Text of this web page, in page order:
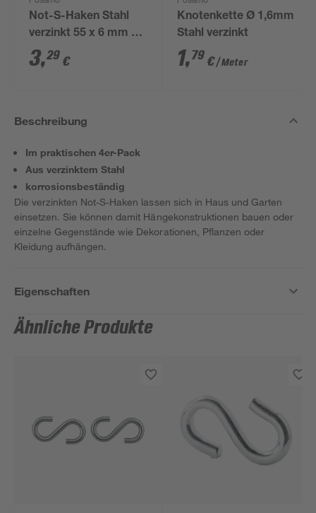
Not-S-Haken Stahl
verzinkt 55 x 6 mm 2
Stück
3,29 €
Knotenkette Ø 1,6mm
Stahl verzinkt
1,79 €/ Meter
Beschreibung
Im praktischen 4er-Pack
Aus verzinktem Stahl
korrosionsbeständig
Die verzinkten Not-S-Haken lassen sich in Haus und Garten
einsetzen. Sie können damit Hängekonstruktionen bauen oder
einzelne Gegenstände wie Dekorationen, Pflanzen oder
Kleidung aufhängen.
Eigenschaften
Ähnliche Produkte